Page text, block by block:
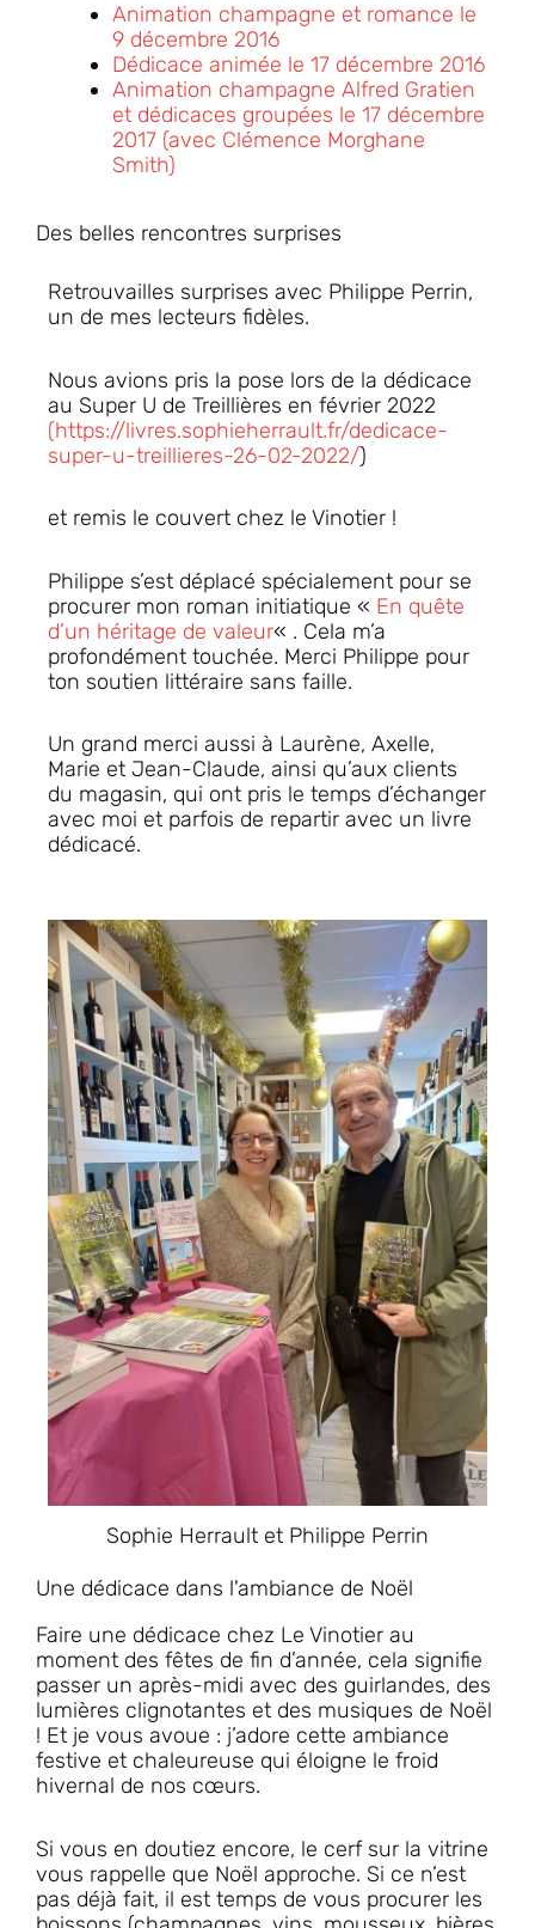
Animation champagne et romance le
9 décembre 2016
Dédicace animée le 17 décembre 2016
Animation champagne Alfred Gratien
et dédicaces groupées le 17 décembre
2017 (avec Clémence Morghane
Smith)
Des belles rencontres surprises
Retrouvailles surprises avec Philippe Perrin,
un de mes lecteurs fidèles.
Nous avions pris la pose lors de la dédicace
au Super U de Treillières en février 2022
(https://livres.sophieherrault.fr/dedicace-
super-u-treillieres-26-02-2022/)
et remis le couvert chez le Vinotier !
Philippe s’est déplacé spécialement pour se
procurer mon roman initiatique « En quête
d’un héritage de valeur« . Cela m’a
profondément touchée. Merci Philippe pour
ton soutien littéraire sans faille.
Un grand merci aussi à Laurène, Axelle,
Marie et Jean-Claude, ainsi qu’aux clients
du magasin, qui ont pris le temps d’échanger
avec moi et parfois de repartir avec un livre
dédicacé.
Sophie Herrault et Philippe Perrin
Une dédicace dans l'ambiance de Noël
Faire une dédicace chez Le Vinotier au
moment des fêtes de fin d’année, cela signifie
passer un après-midi avec des guirlandes, des
lumières clignotantes et des musiques de Noël
! Et je vous avoue : j’adore cette ambiance
festive et chaleureuse qui éloigne le froid
hivernal de nos cœurs.
Si vous en doutiez encore, le cerf sur la vitrine
vous rappelle que Noël approche. Si ce n’est
pas déjà fait, il est temps de vous procurer les